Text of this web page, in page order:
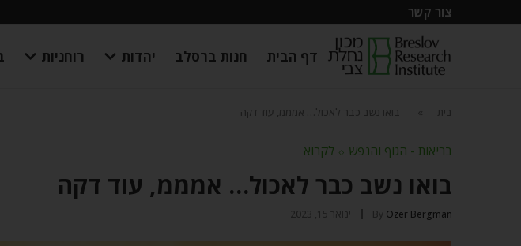
צור קשר
דף הבית חנות ברסלב יהדות רוחניות
בית בואו נשב כבר לאכול… אמממ, עוד דקה
בריאות - הגוף והנפש ⬦ לקרוא
בואו נשב כבר לאכול… אמממ, עוד דקה
By Ozer Bergman ינואר 15, 2023